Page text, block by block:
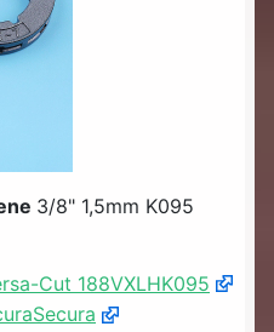
3/8" 1,5mm K095
Cut 188VXLHK095